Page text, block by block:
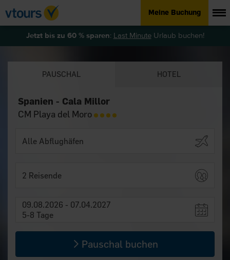
Meine Buchung
Jetzt bis zu 60 % sparen: Last MinuteUrlaub buchen!
PAUSCHAL HOTEL
Spanien - Cala Millor
CM Playa del Moro
2 Reisende
09.08.2026 - 07.04.2027
5-8 Tage
Pauschal buchen